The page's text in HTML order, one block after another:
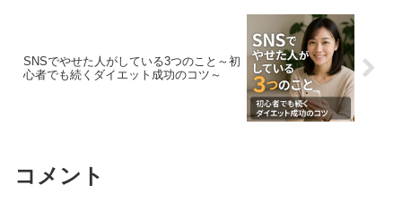
SNSでやせた人がしている3つのこと～初
心者でも続くダイエット成功のコツ～
コメント